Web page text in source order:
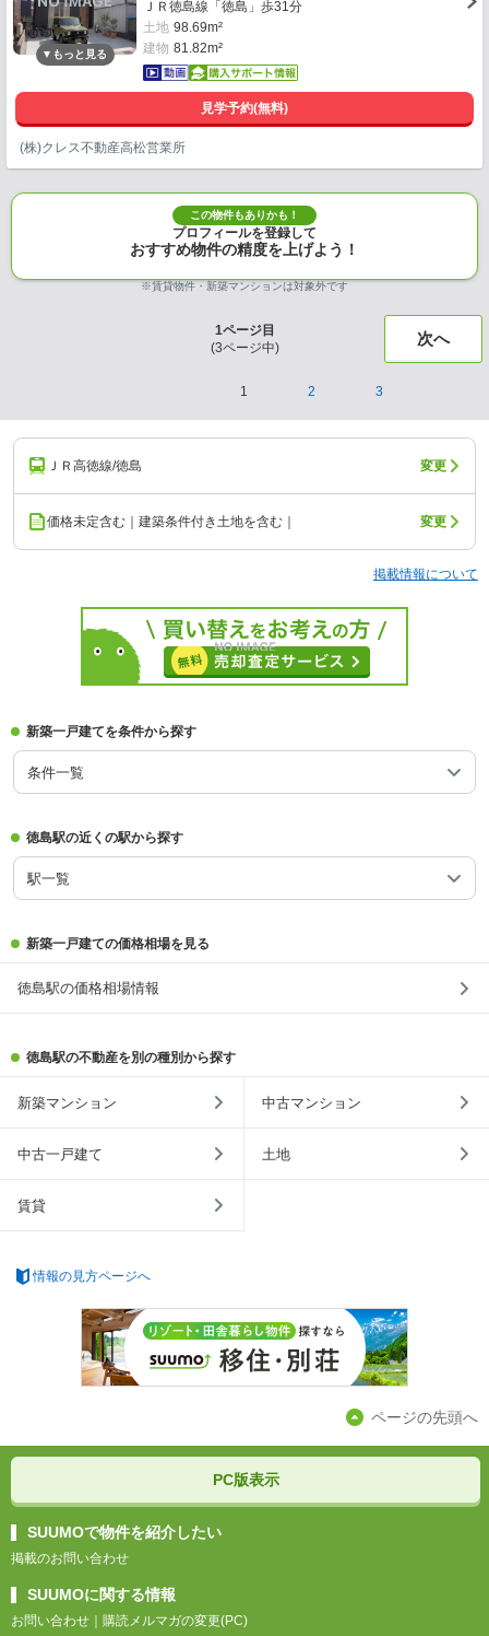
ＪＲ徳島線「徳島」歩31分
土地 98.69m²
建物 81.82m²
見学予約(無料)
(株)クレス不動産高松営業所
この物件もありかも！
プロフィールを登録して
おすすめ物件の精度を上げよう！
※賃貸物件・新築マンションは対象外です
1ページ目
(3ページ中) 次へ
1 2 3
ＪＲ高徳線/徳島 変更
価格未定含む｜建築条件付き土地を含む｜ 変更
掲載情報について
新築一戸建てを条件から探す
条件一覧
徳島駅の近くの駅から探す
駅一覧
新築一戸建ての価格相場を見る
徳島駅の価格相場情報
徳島駅の不動産を別の種別から探す
新築マンション 中古マンション
中古一戸建て 土地
賃貸
情報の見方ページへ
ページの先頭へ
PC版表示
SUUMOで物件を紹介したい
掲載のお問い合わせ
SUUMOに関する情報
お問い合わせ 購読メルマガの変更(PC)